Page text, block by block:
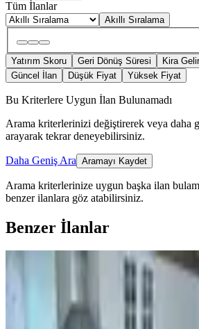
Tüm İlanlar
Akıllı Sıralama
Yatırım Skoru Geri Dönüş Süresi Kira
Güncel İlan
Düşük Fiyat Yüksek Fiyat
Bu Kriterlere Uygun İlan Bulunamadı
Arama kriterlerinizi değiştirerek veya daha
arayarak tekrar deneyebilirsiniz.
Daha Geniş Ara Aramayı Kaydet
Arama kriterlerinize uygun başka ilan
benzer ilanlara göz atabilirsiniz.
Benzer İlanlar
Final Emlaktan
3+1 Daire
Merkez, M.akif Ersoy